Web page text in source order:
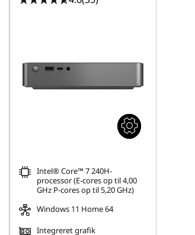
Intel® Core™ 7 240H-
processor (E-cores op til 4,00
GHz P-cores op til 5,20 GHz)
Windows 11 Home 64
Integreret grafik